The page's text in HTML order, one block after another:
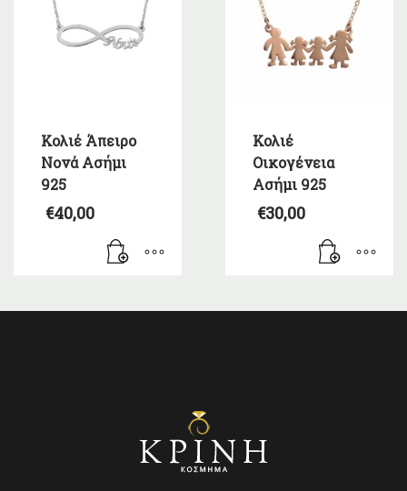
Κολιέ Άπειρο
Νονά Ασήμι
925
€40,00
Κολιέ
Οικογένεια
Ασήμι 925
€30,00